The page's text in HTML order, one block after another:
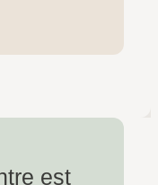
est